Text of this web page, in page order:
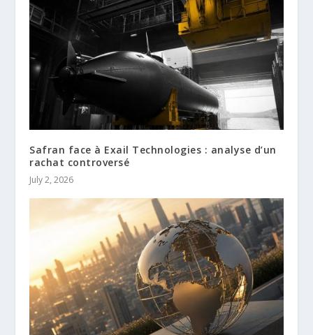
Safran face à Exail Technologies : analyse d’un
rachat controversé
July 2, 2026